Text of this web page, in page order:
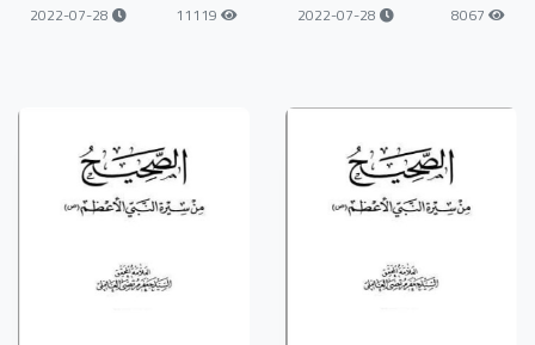
8067
2022-07-28
11119
2022-07-28